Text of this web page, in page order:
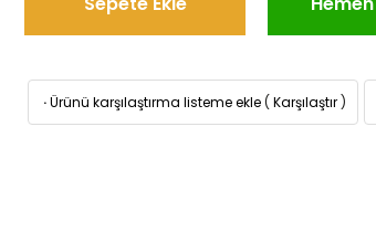
·Ürünü karşılaştırma listeme ekle ( Karşılaştır )